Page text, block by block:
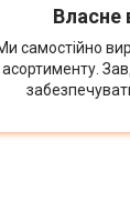
Власне
самостійно
асортименту.